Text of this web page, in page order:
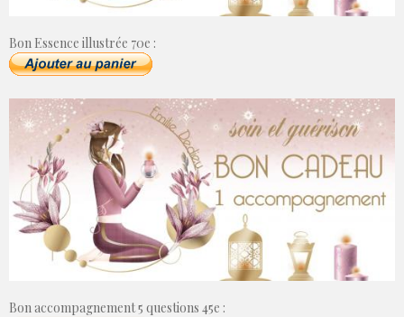
Bon Essence illustrée 70e :
Bon accompagnement 5 questions 45e :